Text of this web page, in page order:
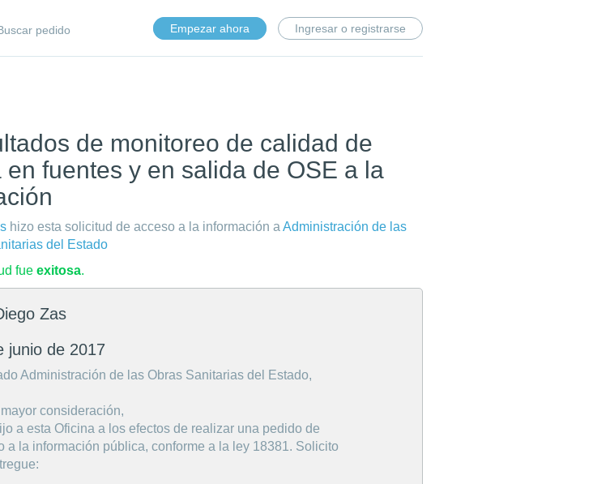
pedido Empezar ahora Ingresar o registrarse
de monitoreo de calidad de
en fuentes y en salida de OSE a la
hizo esta solicitud de acceso a la información aAdministración de las
del Estado
fueexitosa.
Zas
junio de 2017
Administración de las Obras Sanitarias del Estado,
consideración,
a esta Oficina a los efectos de realizar una pedido de
a la información pública, conforme a la ley 18381. Solicito